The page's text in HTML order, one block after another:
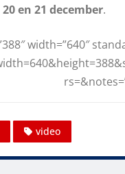
20 en 21 december.
width=”640″
video